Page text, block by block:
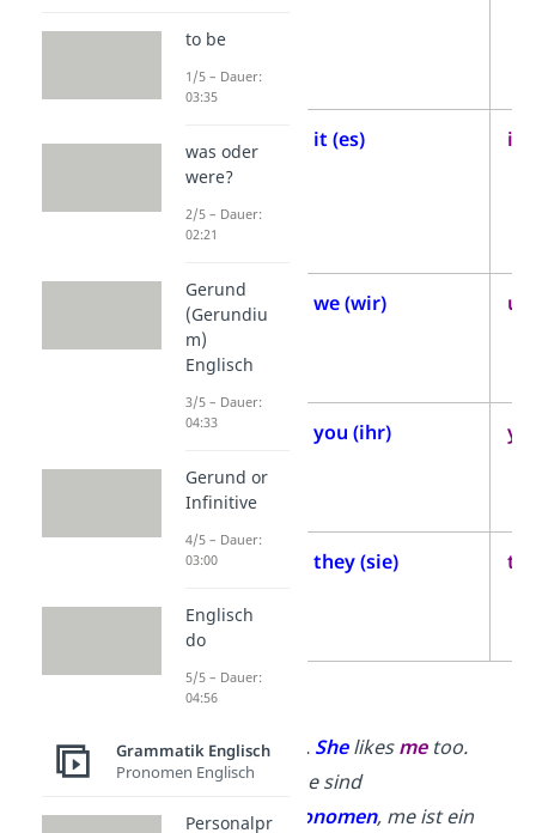
Singular
weiblich
Person
Singular
neutral
it (es) it
1.
Person
Plural
we (wir) us
2.
Person
Plural
you (ihr)
3.
Plural
they (sie)
Beispiele:
I like Anna. Shelikesmetoo.
→I und
she sind
Subjektpronomen, me ist ein
to be
1/5 – Dauer:
03:35
was oder
were?
2/5 – Dauer:
02:21
Gerund
(Gerundiu
m)
Englisch
3/5 – Dauer:
04:33
Gerund or
Infinitive
4/5 – Dauer:
03:00
Englisch
do
5/5 – Dauer:
04:56
Grammatik Englisch
Pronomen Englisch
Personalpr